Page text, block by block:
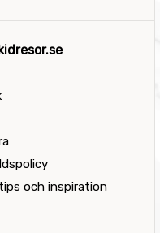
och inspiration